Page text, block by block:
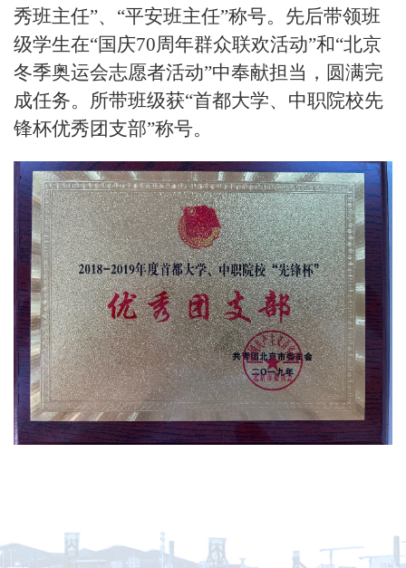
秀班主任”、“平安班主任”称号。先后带领班
级学生在“国庆70周年群众联欢活动”和“北京
冬季奥运会志愿者活动”中奉献担当，圆满完
成任务。所带班级获“首都大学、中职院校先
锋杯优秀团支部”称号。